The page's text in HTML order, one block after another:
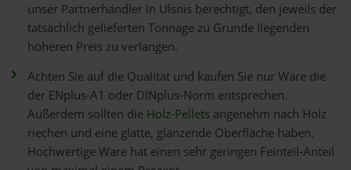
unser Partnerhändler in Ulsnis berechtigt, den jeweils der
tatsächlich gelieferten Tonnage zu Grunde liegenden
höheren Preis zu verlangen.
Achten Sie auf die Qualität und kaufen Sie nur Ware die
der ENplus-A1 oder DINplus-Norm entsprechen.
Außerdem sollten die Holz-Pellets angenehm nach Holz
riechen und eine glatte, glänzende Oberfläche haben.
Hochwertige Ware hat einen sehr geringen Feinteil-Anteil